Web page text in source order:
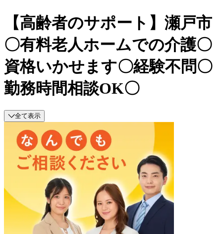
【高齢者のサポート】瀬戸市
〇有料老人ホームでの介護〇
資格いかせます〇経験不問〇
勤務時間相談OK〇
全て表示